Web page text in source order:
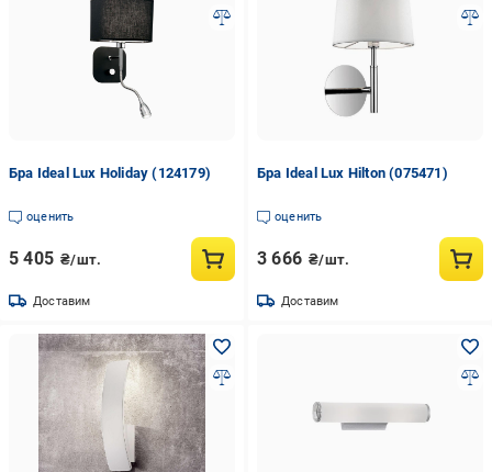
Бра Ideal Lux Holiday (124179)
оценить
5 405 ₴/шт.
Доставим
Бра Ideal Lux Hilton (075471)
оценить
3 666 ₴/шт.
Доставим